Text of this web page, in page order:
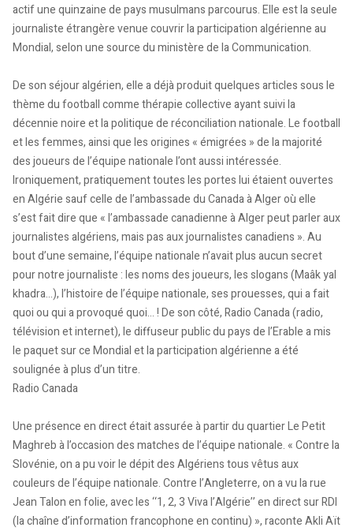
actif une quinzaine de pays musulmans parcourus. Elle est la seule
journaliste étrangère venue couvrir la participation algérienne au
Mondial, selon une source du ministère de la Communication.
De son séjour algérien, elle a déjà produit quelques articles sous le
thème du football comme thérapie collective ayant suivi la
décennie noire et la politique de réconciliation nationale. Le football
et les femmes, ainsi que les origines « émigrées » de la majorité
des joueurs de l’équipe nationale l’ont aussi intéressée.
Ironiquement, pratiquement toutes les portes lui étaient ouvertes
en Algérie sauf celle de l’ambassade du Canada à Alger où elle
s’est fait dire que « l’ambassade canadienne à Alger peut parler aux
journalistes algériens, mais pas aux journalistes canadiens ». Au
bout d’une semaine, l’équipe nationale n’avait plus aucun secret
pour notre journaliste : les noms des joueurs, les slogans (Maâk yal
khadra…), l’histoire de l’équipe nationale, ses prouesses, qui a fait
quoi ou qui a provoqué quoi… ! De son côté, Radio Canada (radio,
télévision et internet), le diffuseur public du pays de l’Erable a mis
le paquet sur ce Mondial et la participation algérienne a été
soulignée à plus d’un titre.
Radio Canada
Une présence en direct était assurée à partir du quartier Le Petit
Maghreb à l’occasion des matches de l’équipe nationale. « Contre la
Slovénie, on a pu voir le dépit des Algériens tous vêtus aux
couleurs de l’équipe nationale. Contre l’Angleterre, on a vu la rue
Jean Talon en folie, avec les ‘‘1, 2, 3 Viva l’Algérie’’ en direct sur RDI
(la chaîne d’information francophone en continu) », raconte Akli Aït